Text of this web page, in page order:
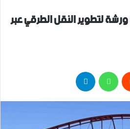
لتطوير النقل الطرقي عبر
واتساب